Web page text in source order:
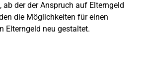
ab der der Anspruch auf Elterngeld
die Möglichkeiten für einen
Elterngeld neu gestaltet.